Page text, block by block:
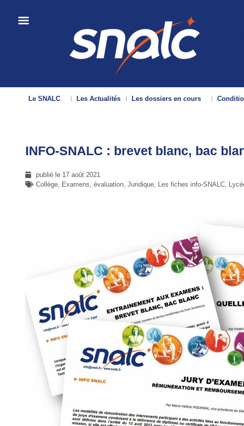
Le SNALC Les Actualités Les dossiers en cours
INFO-SNALC : brevet blanc, bac
publié le 17 août 2021
Collège, Examens, évaluation, Juridique, Les fiches info-SNALC,